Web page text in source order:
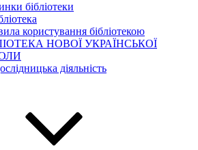
бібліотеки
користування бібліотекою
НОВОЇ УКРАЇНСЬКОЇ
діяльність